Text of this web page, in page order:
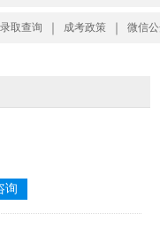
录取查询 成考政策 微信
询